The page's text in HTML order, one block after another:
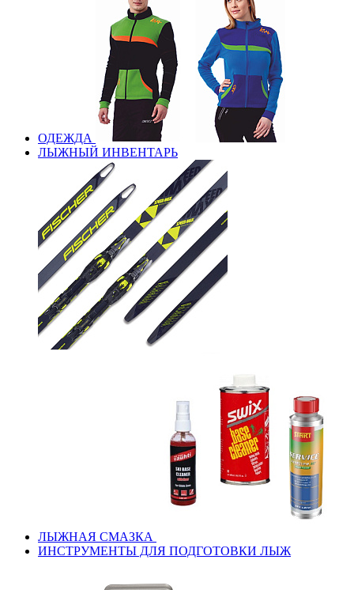
ОДЕЖДА
ЛЫЖНЫЙ ИНВЕНТАРЬ
ЛЫЖНАЯ СМАЗКА
ИНСТРУМЕНТЫ ДЛЯ ПОДГОТОВКИ ЛЫЖ